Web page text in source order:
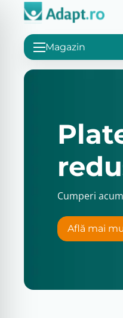
Magazin
Cumperi
Află mai